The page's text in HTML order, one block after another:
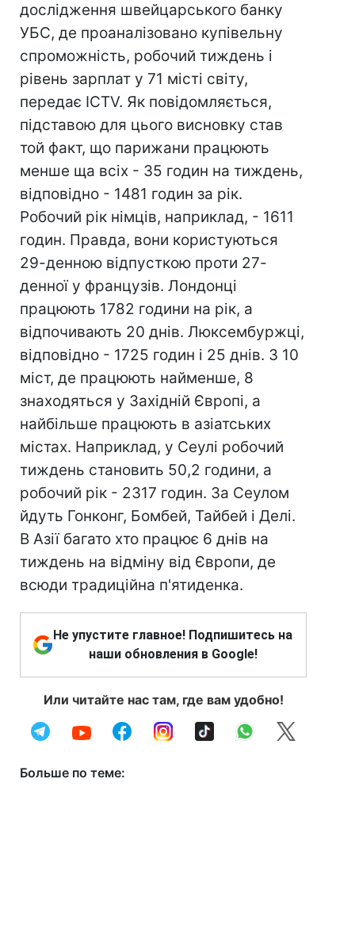
дослідження швейцарського банку
УБС, де проаналізовано купівельну
спроможність, робочий тиждень і
рівень зарплат у 71 місті світу,
передає ICTV. Як повідомляється,
підставою для цього висновку став
той факт, що парижани працюють
менше ща всіх - 35 годин на тиждень,
відповідно - 1481 годин за рік.
Робочий рік німців, наприклад, - 1611
годин. Правда, вони користуються
29-денною відпусткою проти 27-
денної у французів. Лондонці
працюють 1782 години на рік, а
відпочивають 20 днів. Люксембуржці,
відповідно - 1725 годин і 25 днів. З 10
міст, де працюють найменше, 8
знаходяться у Західній Європі, а
найбільше працюють в азіатських
містах. Наприклад, у Сеулі робочий
тиждень становить 50,2 години, а
робочий рік - 2317 годин. За Сеулом
йдуть Гонконг, Бомбей, Тайбей і Делі.
В Азії багато хто працює 6 днів на
тиждень на відміну від Європи, де
всюди традиційна п'ятиденка.
Не упустите главное! Подпишитесь на
наши обновления в Google!
Или читайте нас там, где вам удобно!
Больше по теме: